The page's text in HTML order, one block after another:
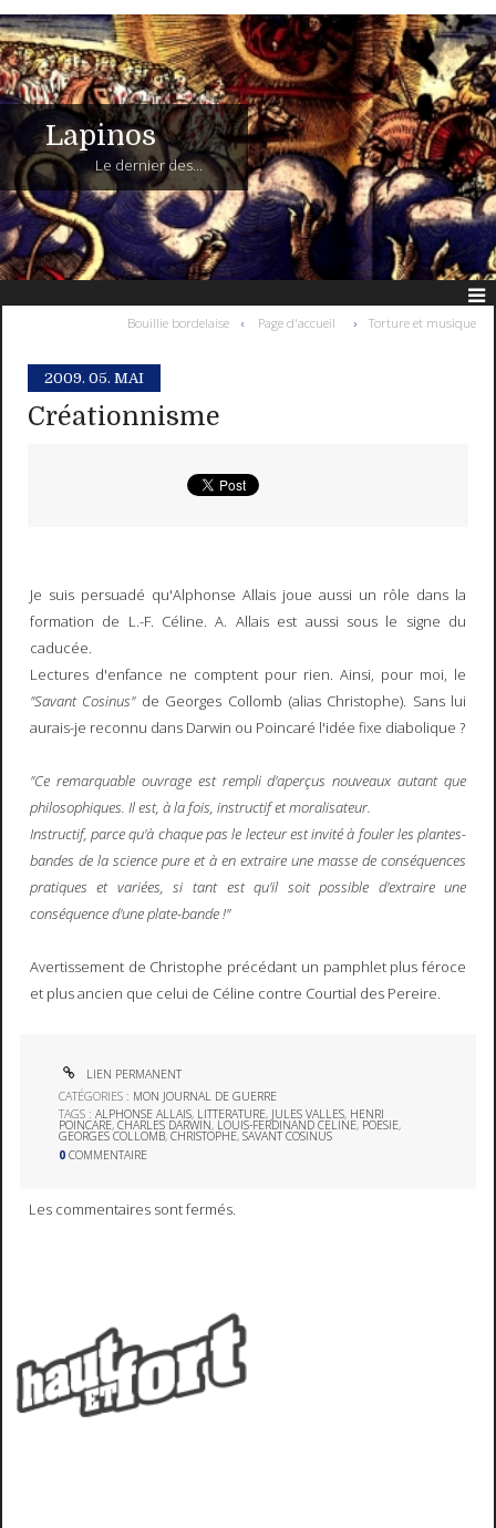
Lapinos
Le dernier des...
Bouillie bordelaise Page d'accueil Torture et musique
2009. 05. MAI
Créationnisme
Je suis persuadé qu'Alphonse Allais joue aussi un rôle dans la
formation de L.-F. Céline. A. Allais est aussi sous le signe du
caducée.
Lectures d'enfance ne comptent pour rien. Ainsi, pour moi, le
"Savant Cosinus"de Georges Collomb (alias Christophe). Sans lui
aurais-je reconnu dans Darwin ou Poincaré l'idée fixe diabolique ?
"Ce remarquable ouvrage est rempli d'aperçus nouveaux autant que
philosophiques. Il est, à la fois, instructif et moralisateur.
Instructif, parce qu'à chaque pas le lecteur est invité à fouler les plantes-
bandes de la science pure et à en extraire une masse de conséquences
pratiques et variées, si tant est qu'il soit possible d'extraire une
conséquence d'une plate-bande !"
Avertissement de Christophe précédant un pamphlet plus féroce
et plus ancien que celui de Céline contre Courtial des Pereire.
LIEN PERMANENT
CATÉGORIES : MON JOURNAL DE GUERRE
TAGS :ALPHONSE ALLAIS, LITTERATURE, JULES VALLES, HENRI
POINCARE,CHARLES DARWIN, LOUIS-FERDINAND CELINE, POESIE,
GEORGES COLLOMB,CHRISTOPHE,SAVANT COSINUS
0 COMMENTAIRE
Les commentaires sont fermés.